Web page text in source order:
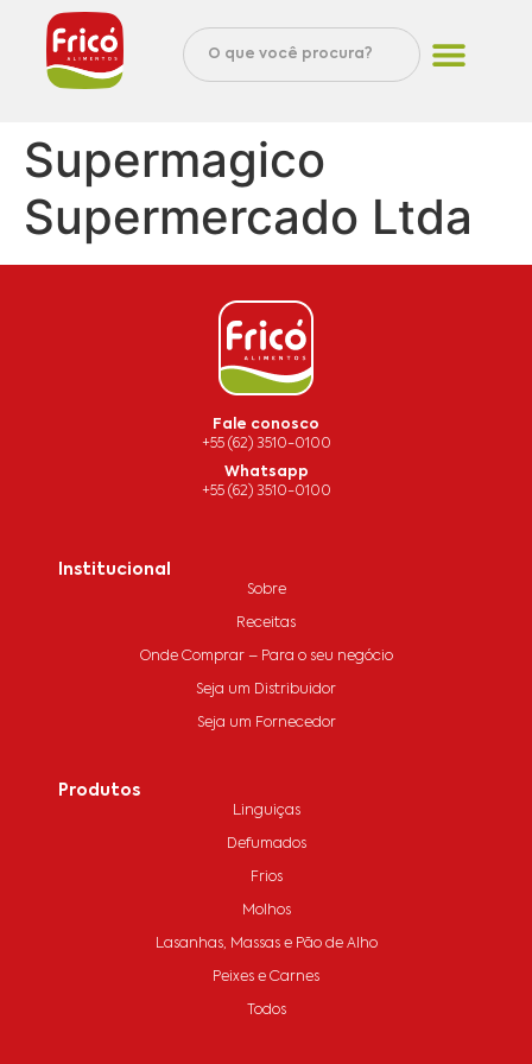
Supermagico
Supermercado Ltda
Fale conosco
+55 (62) 3510-0100
Whatsapp
+55 (62) 3510-0100
Institucional
Sobre
Receitas
Onde Comprar – Para o seu negócio
Seja um Distribuidor
Seja um Fornecedor
Produtos
Linguiças
Defumados
Frios
Molhos
Lasanhas, Massas e Pão de Alho
Peixes e Carnes
Todos